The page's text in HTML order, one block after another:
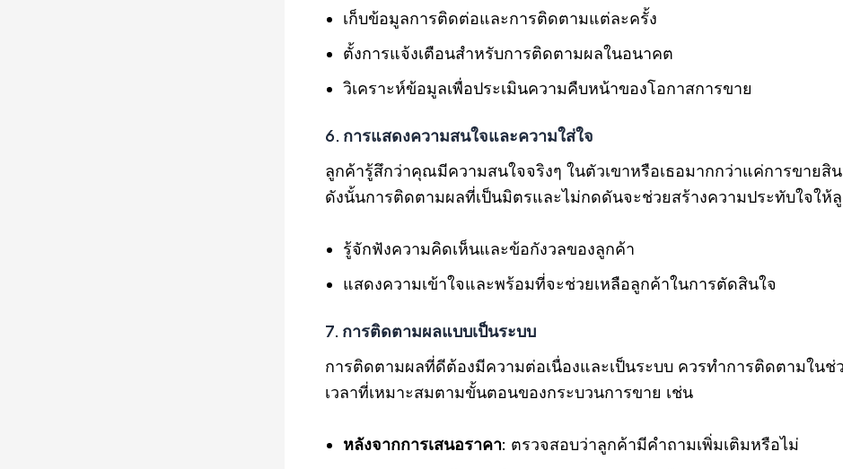
เก็บข้อมูลการติดต่อและการติดตามแต่ละครั้ง
ตั้งการแจ้งเตือนสำหรับการติดตามผลในอนาคต
วิเคราะห์ข้อมูลเพื่อประเมินความคืบหน้าของโอกาสการขาย
6. การแสดงความสนใจและความใส่ใจ
ลูกค้ารู้สึกว่าคุณมีความสนใจจริงๆ ในตัวเขาหรือเธอมากกว่าแค่การขายสิ
ดังนั้นการติดตามผลที่เป็นมิตรและไม่กดดันจะช่วยสร้างความประทับใจให้
รู้จักฟังความคิดเห็นและข้อกังวลของลูกค้า
แสดงความเข้าใจและพร้อมที่จะช่วยเหลือลูกค้าในการตัดสินใจ
7. การติดตามผลแบบเป็นระบบ
การติดตามผลที่ดีต้องมีความต่อเนื่องและเป็นระบบ ควรทำการติดตามในช่
เวลาที่เหมาะสมตามขั้นตอนของกระบวนการขาย เช่น
หลังจากการเสนอราคา: ตรวจสอบว่าลูกค้ามีคำถามเพิ่มเติมหรือไม่